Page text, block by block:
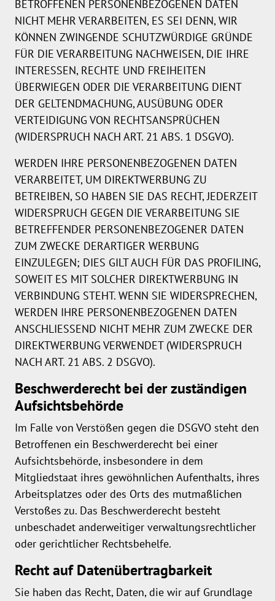
BETROFFENEN PERSONENBEZOGENEN DATEN
NICHT MEHR VERARBEITEN, ES SEI DENN, WIR
KÖNNEN ZWINGENDE SCHUTZWÜRDIGE GRÜNDE
FÜR DIE VERARBEITUNG NACHWEISEN, DIE IHRE
INTERESSEN, RECHTE UND FREIHEITEN
ÜBERWIEGEN ODER DIE VERARBEITUNG DIENT
DER GELTENDMACHUNG, AUSÜBUNG ODER
VERTEIDIGUNG VON RECHTSANSPRÜCHEN
(WIDERSPRUCH NACH ART. 21 ABS. 1 DSGVO).
WERDEN IHRE PERSONENBEZOGENEN DATEN
VERARBEITET, UM DIREKTWERBUNG ZU
BETREIBEN, SO HABEN SIE DAS RECHT, JEDERZEIT
WIDERSPRUCH GEGEN DIE VERARBEITUNG SIE
BETREFFENDER PERSONENBEZOGENER DATEN
ZUM ZWECKE DERARTIGER WERBUNG
EINZULEGEN; DIES GILT AUCH FÜR DAS PROFILING,
SOWEIT ES MIT SOLCHER DIREKTWERBUNG IN
VERBINDUNG STEHT. WENN SIE WIDERSPRECHEN,
WERDEN IHRE PERSONENBEZOGENEN DATEN
ANSCHLIESSEND NICHT MEHR ZUM ZWECKE DER
DIREKTWERBUNG VERWENDET (WIDERSPRUCH
NACH ART. 21 ABS. 2 DSGVO).
Beschwerde­recht bei der zuständigen
Aufsichts­behörde
Im Falle von Verstößen gegen die DSGVO steht den
Betroffenen ein Beschwerderecht bei einer
Aufsichtsbehörde, insbesondere in dem
Mitgliedstaat ihres gewöhnlichen Aufenthalts, ihres
Arbeitsplatzes oder des Orts des mutmaßlichen
Verstoßes zu. Das Beschwerderecht besteht
unbeschadet anderweitiger verwaltungsrechtlicher
oder gerichtlicher Rechtsbehelfe.
Recht auf Daten­übertrag­barkeit
Sie haben das Recht, Daten, die wir auf Grundlage